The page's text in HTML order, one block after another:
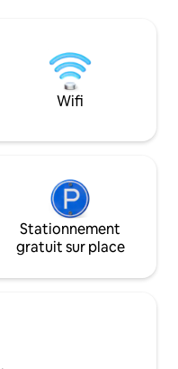
et
informations
expériences en
Villa Vikam, sous
Wifi
Stationnement
gratuit sur place